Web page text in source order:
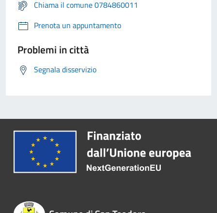
Chiama il comune 0784860011
Prenota un appuntamento
Problemi in città
Segnala disservizio